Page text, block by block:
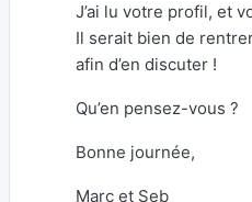
J’ai lu votre profil, et
Il serait bien de
afin d’en discuter !
Qu’en pensez-vous ?
Bonne journée,
Marc et Seb